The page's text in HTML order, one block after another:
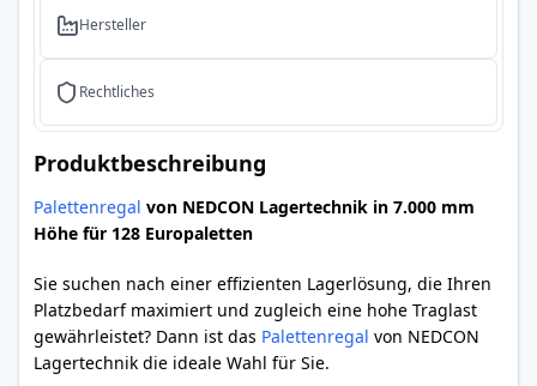
Hersteller
Rechtliches
Produktbeschreibung
Palettenregal von NEDCON Lagertechnik in 7.000 mm
Höhe für 128 Europaletten
Sie suchen nach einer effizienten Lagerlösung, die Ihren
Platzbedarf maximiert und zugleich eine hohe Traglast
gewährleistet? Dann ist das Palettenregal von NEDCON
Lagertechnik die ideale Wahl für Sie.